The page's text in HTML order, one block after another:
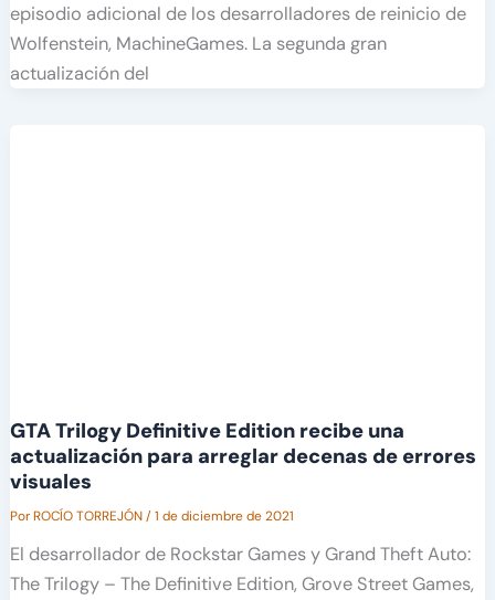
episodio adicional de los desarrolladores de reinicio de
Wolfenstein, MachineGames. La segunda gran
actualización del
GTA Trilogy Definitive Edition recibe una
actualización para arreglar decenas de errores
visuales
PorROCÍO TORREJÓN/1 de diciembre de 2021
El desarrollador de Rockstar Games y Grand Theft Auto:
The Trilogy – The Definitive Edition, Grove Street Games,